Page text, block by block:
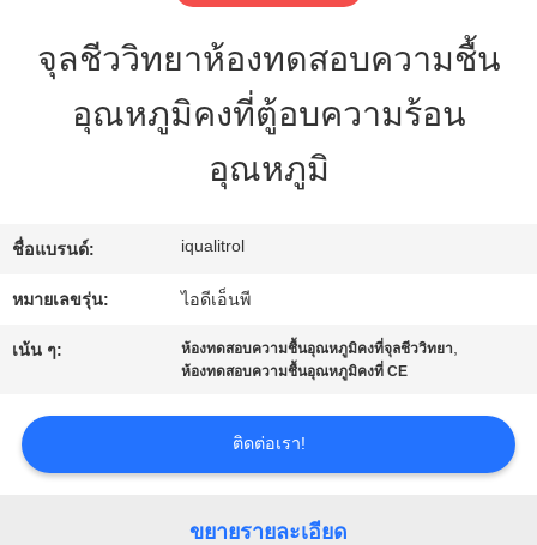
การ
ควบคุม
แผนผัง
เว็บไซต์
POLICY
จุลชีววิทยาห้องทดสอบความชื้น
อุณหภูมิคงที่ตู้อบความร้อน
อุณหภูมิ
ชื่อแบรนด์: iqualitrol
หมายเลขรุ่น: ไอดีเอ็นพี
เน้น ๆ: ห้องทดสอบความชื้นอุณหภูมิคงที่จุลชีววิทยา,
ห้องทดสอบความชื้นอุณหภูมิคงที่ CE
ติดต่อเรา!
ขยายรายละเอียด